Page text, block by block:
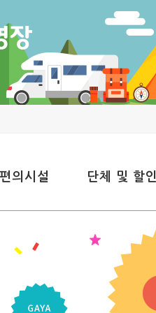
의시설 단체 및 할인